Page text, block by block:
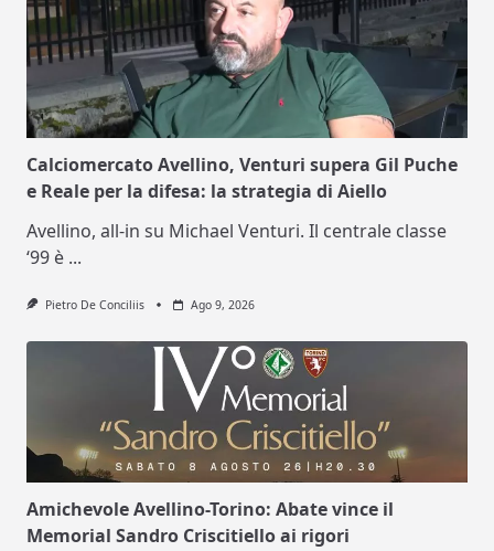
Calciomercato Avellino, Venturi supera Gil Puche
e Reale per la difesa: la strategia di Aiello
Avellino, all-in su Michael Venturi. Il centrale classe
‘99 è ...
Pietro De Conciliis Ago 9, 2026
Amichevole Avellino-Torino: Abate vince il
Memorial Sandro Criscitiello ai rigori